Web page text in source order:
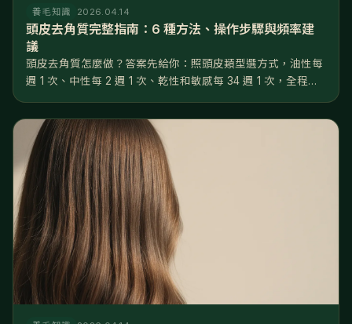
養毛知識 2026.04.14
頭皮去角質完整指南：6 種方法、操作步驟與頻率建
議
頭皮去角質怎麼做？答案先給你：照頭皮類型選方式，油性每
週 1 次、中性每 2 週 1 次、乾性和敏感每 34 週 1 次，全程用